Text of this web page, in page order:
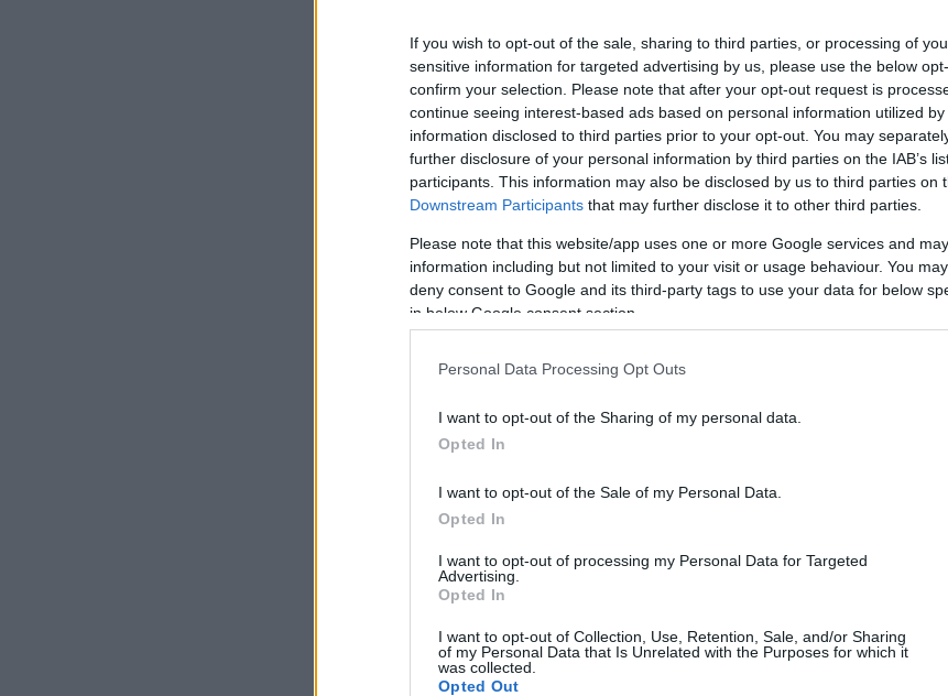
If you wish to opt-out of the sale, sharing to third parties, or processing of
sensitive information for targeted advertising by us, please use the below
confirm your selection. Please note that after your opt-out request is
continue seeing interest-based ads based on personal information utilized
information disclosed to third parties prior to your opt-out. You may
further disclosure of your personal information by third parties on the IAB’s
participants. This information may also be disclosed by us to third parties on
Downstream Participants that may further disclose it to other third parties.
Please note that this website/app uses one or more Google services and
information including but not limited to your visit or usage behaviour. You
deny consent to Google and its third-party tags to use your data for below
in below Google consent section.
Personal Data Processing Opt Outs
I want to opt-out of the Sharing of my personal data.
Opted In
I want to opt-out of the Sale of my Personal Data.
Opted In
I want to opt-out of processing my Personal Data for Targeted
Advertising.
Opted In
I want to opt-out of Collection, Use, Retention, Sale, and/or Sharing
of my Personal Data that Is Unrelated with the Purposes for which it
was collected.
Opted Out